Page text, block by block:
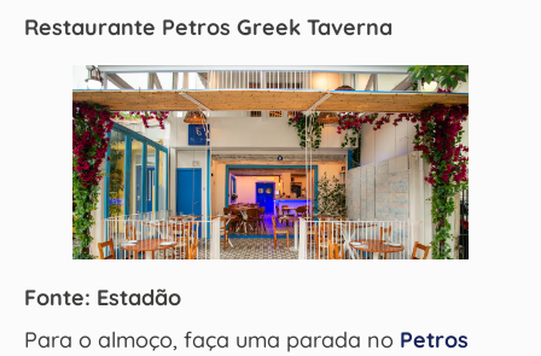
Restaurante Petros Greek Taverna
Fonte: Estadão
Para o almoço, faça uma parada no Petros